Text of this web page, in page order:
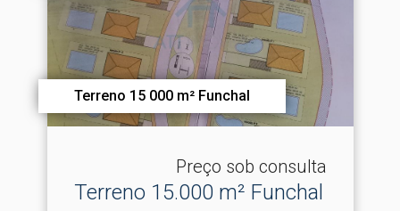
Terreno 15 000 m² Funchal
Preço sob consulta
Terreno 15.​000 m² Funchal